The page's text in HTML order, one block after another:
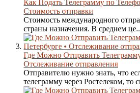
Как Подать Телеграмму по
Стоимость отправки
Стоимость международного
страны назначения. В среднем
Где Можно Отправить
Отслеживание отправления
Отправителю нужно знать, что
телеграмму через Ростелеком, то